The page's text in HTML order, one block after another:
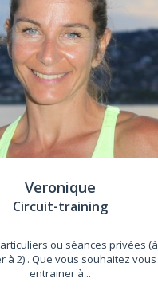
Veronique
Circuit-training
ou séances privées (à
à 2) . Que vous souhaitez vous
entrainer à...